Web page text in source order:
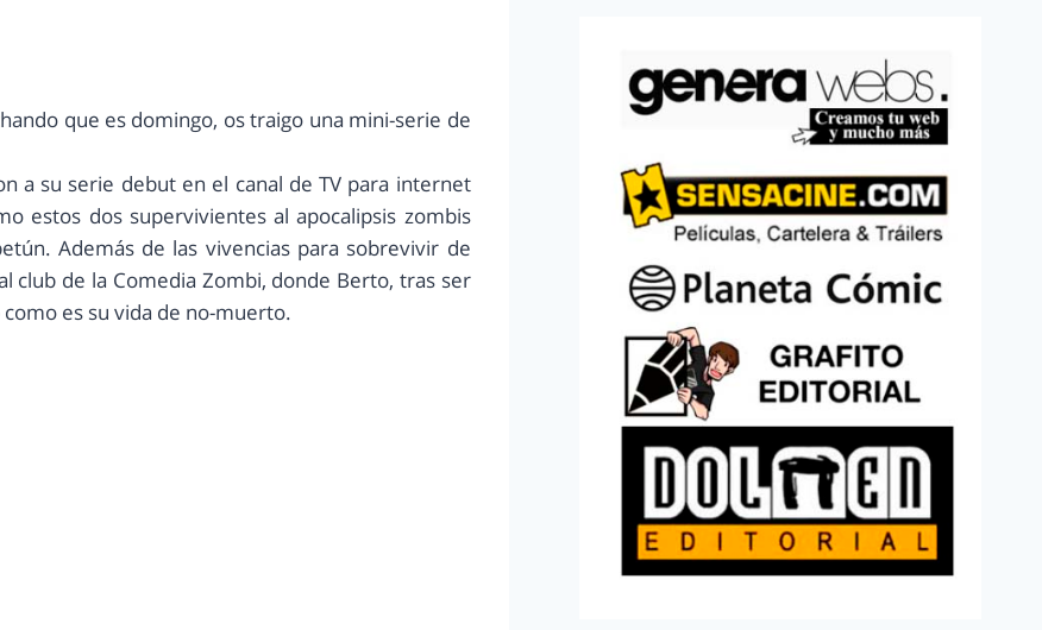
que es domingo, os traigo una mini-serie de
a su serie debut en el canal de TV para internet
estos dos supervivientes al apocalipsis zombis
Además de las vivencias para sobrevivir de
club de la Comedia Zombi, donde Berto, tras ser
es su vida de no-muerto.